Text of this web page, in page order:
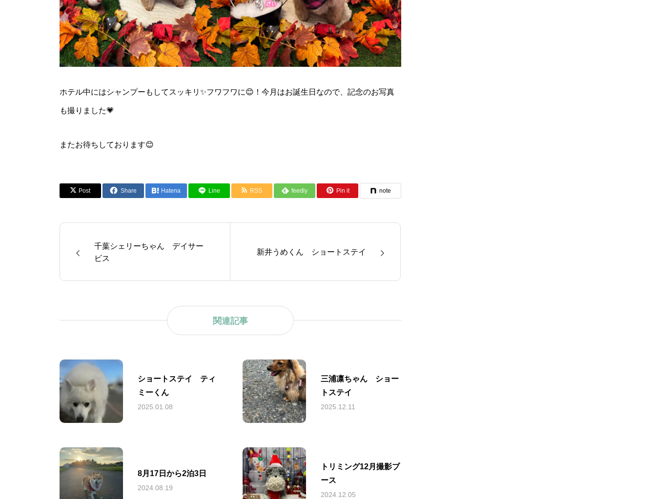
ホテル中にはシャンプーもしてスッキリ✨フワフワに😊！今月はお誕生日なので、記念のお写真
も撮りました💗
またお待ちしております😊
Post Share Hatena Line RSS feedly Pin it note
千葉シェリーちゃん デイサー
ビス
新井うめくん ショートステイ
関連記事
ショートステイ ティ
ミーくん
2025.01.08
三浦凛ちゃん ショー
トステイ
2025.12.11
8月17日から2泊3日
2024.08.19
トリミング12月撮影ブ
ース
2024.12.05